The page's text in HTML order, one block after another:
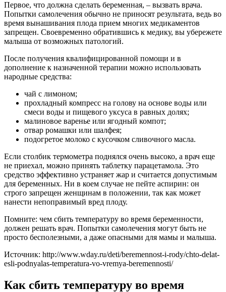
Первое, что должна сделать беременная, – вызвать врача.
Попытки самолечения обычно не приносят результата, ведь во
время вынашивания плода прием многих медикаментов
запрещен. Своевременно обратившись к медику, вы убережете
малыша от возможных патологий.
После получения квалифицированной помощи и в
дополнение к назначенной терапии можно использовать
народные средства:
чай с лимоном;
прохладный компресс на голову на основе воды или
смеси воды и пищевого уксуса в равных долях;
малиновое варенье или ягодный компот;
отвар ромашки или шалфея;
подогретое молоко с кусочком сливочного масла.
Если столбик термометра поднялся очень высоко, а врач еще
не приехал, можно принять таблетку парацетамола. Это
средство эффективно устраняет жар и считается допустимым
для беременных. Ни в коем случае не пейте аспирин: он
строго запрещен женщинам в положении, так как может
нанести непоправимый вред плоду.
Помните: чем сбить температуру во время беременности,
должен решать врач. Попытки самолечения могут быть не
просто бесполезными, а даже опасными для мамы и малыша.
Источник: http://www.wday.ru/deti/beremennost-i-rody/chto-delat-
esli-podnyalas-temperatura-vo-vremya-beremennosti/
Как сбить температуру во время